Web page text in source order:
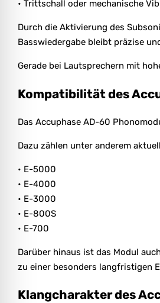
• Trittschall oder mechanische
Durch die Aktivierung des
Basswiedergabe bleibt präzise
Gerade bei Lautsprechern mit
Kompatibilität des
Das Accuphase AD-60
Dazu zählen unter anderem
• E-5000
• E-4000
• E-3000
• E-800S
• E-700
Darüber hinaus ist das Modul
zu einer besonders langfristigen
Klangcharakter des